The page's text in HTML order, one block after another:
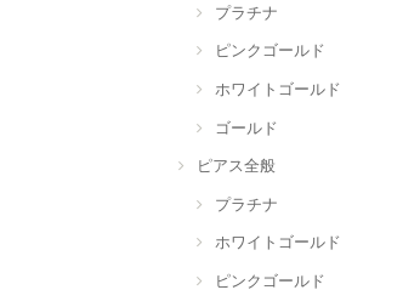
プラチナ
ピンクゴールド
ホワイトゴールド
ゴールド
ピアス全般
プラチナ
ホワイトゴールド
ピンクゴールド